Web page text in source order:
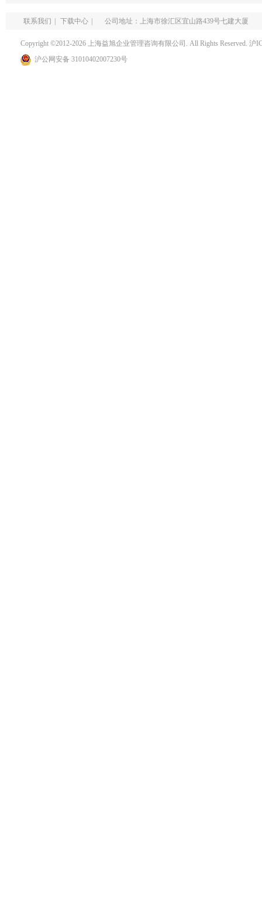
联系我们 下载中心 公司地址：上海市徐汇区宜山路439号七建大厦
Copyright ©2012-2026 上海益旭企业管理咨询有限公司. All Rights Reserved. 沪
沪公网安备 31010402007230号